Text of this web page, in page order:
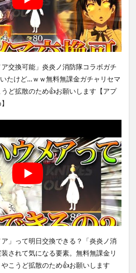
ア交換可能」炎炎ノ消防隊コラボガチ
たけど…ｗｗ無料無課金ガチャリセマ
ど拡散のため👍お願いします【アプ
ア」って明日交換できる？「炎炎ノ消
されて気になる要素。無料無課金リ
こうど拡散のため👍お願いします